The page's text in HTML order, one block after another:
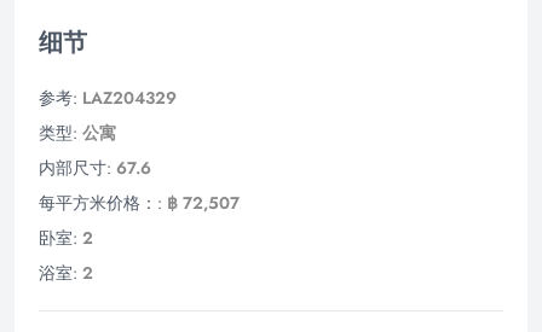
细节
参考: LAZ204329
类型: 公寓
内部尺寸: 67.6
每平方米价格：: ฿ 72,507
卧室: 2
浴室: 2